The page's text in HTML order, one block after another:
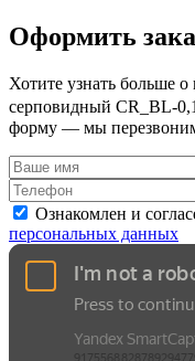
Оформить
Хотите узнать больше
серповидный CR_BL-
форму — мы
Ознакомлен и
персональных данных